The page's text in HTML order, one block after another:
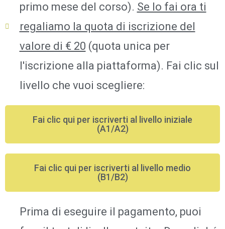
primo mese del corso). Se lo fai ora ti
regaliamo la quota di iscrizione del
valore di € 20 (quota unica per
l'iscrizione alla piattaforma). Fai clic sul
livello che vuoi scegliere:
Fai clic qui per iscriverti al livello iniziale
(A1/A2)
Fai clic qui per iscriverti al livello medio
(B1/B2)
Prima di eseguire il pagamento, puoi